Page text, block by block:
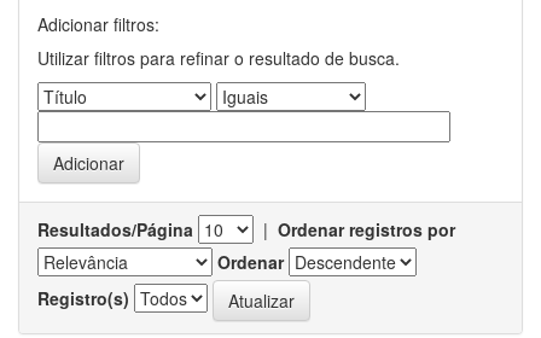
Adicionar filtros:
Utilizar filtros para refinar o resultado de busca.
Resultados/Página | Ordenar registros por
Ordenar
Registro(s)